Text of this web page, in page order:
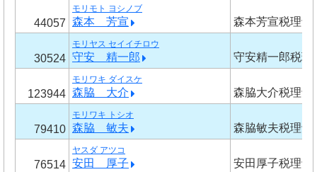
44057
モリモト ヨシノブ
森本 芳宣 森本芳宣税理士
30524
モリヤス セイイチロウ
守安 精一郎 守安精一郎税理
123944
モリワキ ダイスケ
森脇 大介 森脇大介税理士
79410
モリワキ トシオ
森脇 敏夫 森脇敏夫税理士
76514
ヤスダ アツコ
安田 厚子 安田厚子税理士